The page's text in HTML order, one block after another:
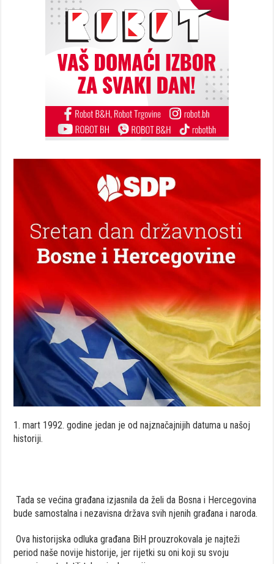
1. mart 1992. godine jedan je od najznačajnijih datuma u našoj
historiji.
Tada se većina građana izjasnila da želi da Bosna i Hercegovina
bude samostalna i nezavisna država svih njenih građana i naroda.
Ova historijska odluka građana BiH prouzrokovala je najteži
period naše novije historije, jer rijetki su oni koji su svoju